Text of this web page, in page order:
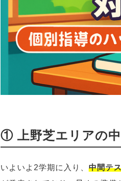
① 上野芝エリアの中
いよいよ2学期に入り、 中間テ